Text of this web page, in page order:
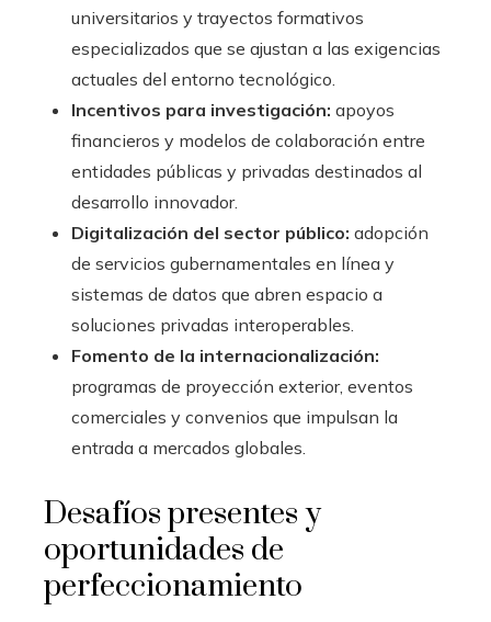
universitarios y trayectos formativos
especializados que se ajustan a las exigencias
actuales del entorno tecnológico.
Incentivos para investigación: apoyos
financieros y modelos de colaboración entre
entidades públicas y privadas destinados al
desarrollo innovador.
Digitalización del sector público: adopción
de servicios gubernamentales en línea y
sistemas de datos que abren espacio a
soluciones privadas interoperables.
Fomento de la internacionalización:
programas de proyección exterior, eventos
comerciales y convenios que impulsan la
entrada a mercados globales.
Desafíos presentes y
oportunidades de
perfeccionamiento